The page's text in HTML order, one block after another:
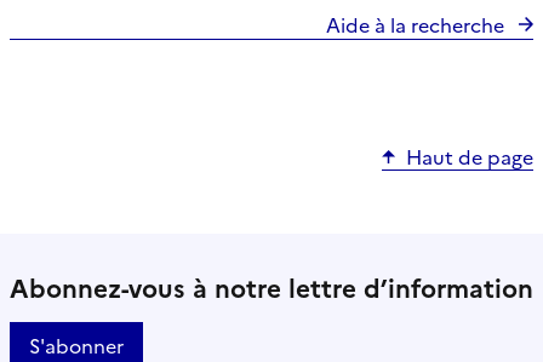
Aide à la recherche
Haut de page
Abonnez-vous à notre lettre d’information
S'abonner